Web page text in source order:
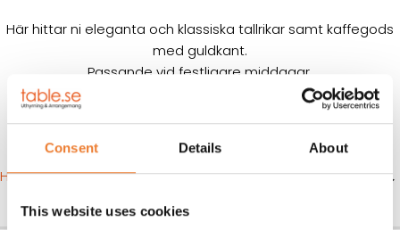
Consent Details About
This website uses cookies
Här hittar ni eleganta och klassiska tallrikar samt kaffegods
med guldkant.
Passande vid festligare middagar.
Hem Produkter Dukning Porslin Guldkant